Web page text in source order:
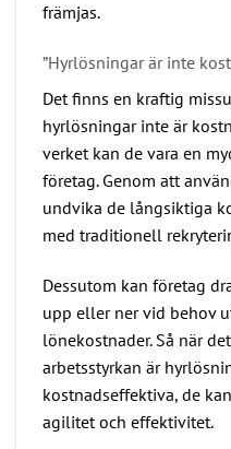
främjas.
”Hyrlösningar är inte
Det finns en kraftig
hyrlösningar inte är
verket kan de vara en
företag. Genom att
undvika de långsiktiga
med traditionell
Dessutom kan företag
upp eller ner vid behov
lönekostnader. Så när
arbetsstyrkan är
kostnadseffektiva, de
agilitet och effektivitet.